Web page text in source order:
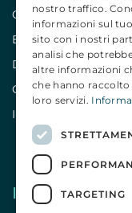
Comunicati
Editoriali
Dicono di noi
Campagne
Iniziative
I nostri social
nostro traffico.
informazioni sul
sito con i nostri
analisi che
altre informazioni
che hanno
loro servizi.
TARGETING